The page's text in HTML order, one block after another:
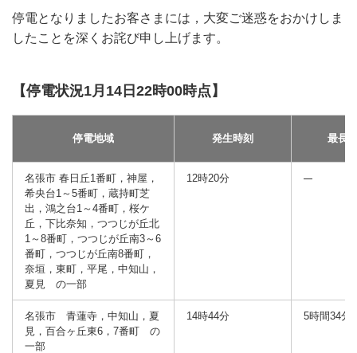
停電となりましたお客さまには，大変ご迷惑をおかけしま
したことを深くお詫び申し上げます。
【停電状況1月14日22時00時点】
停電地域 発生時刻 最長
名張市 春日丘1番町，神屋，
希央台1～5番町，蔵持町芝
出，鴻之台1～4番町，桜ケ
丘，下比奈知，つつじが丘北
1～8番町，つつじが丘南3～6
番町，つつじが丘南8番町，
奈垣，東町，平尾，中知山，
夏見 の一部
12時20分
名張市 青蓮寺，中知山，夏
見，百合ヶ丘東6，7番町 の
一部
14時44分 5時間34分